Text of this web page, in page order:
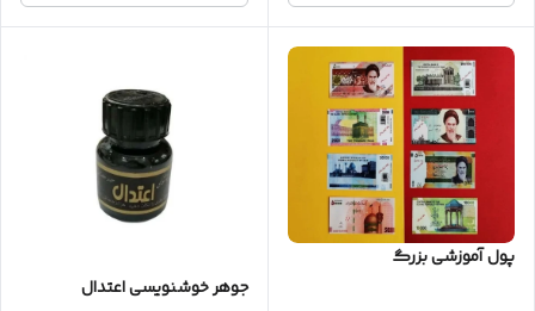
پول آموزشی بزرگ
جوهر خوشنویسی اعتدال